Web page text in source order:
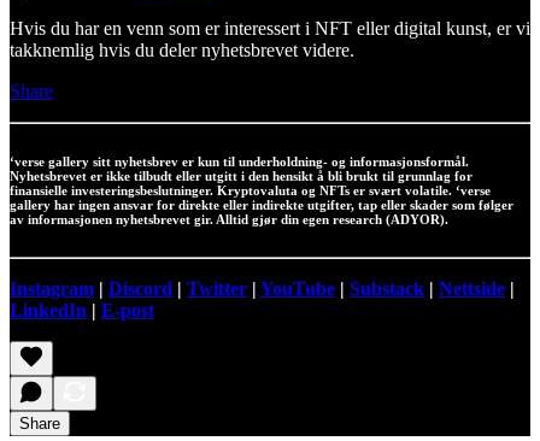
Hvis du har en venn som er interessert i NFT eller digital kunst, er vi
takknemlig hvis du deler nyhetsbrevet videre.
Share
‘verse gallery sitt nyhetsbrev er kun til underholdning- og informasjonsformål.
Nyhetsbrevet er ikke tilbudt eller utgitt i den hensikt å bli brukt til grunnlag for
finansielle investeringsbeslutninger. Kryptovaluta og NFTs er svært volatile. ‘verse
gallery har ingen ansvar for direkte eller indirekte utgifter, tap eller skader som følger
av informasjonen nyhetsbrevet gir. Alltid gjør din egen research (ADYOR).
Instagram | Discord | Twitter | YouTube | Substack | Nettside |
LinkedIn | E-post
Share